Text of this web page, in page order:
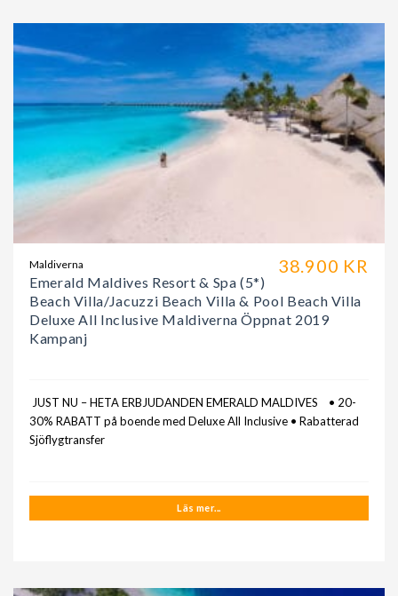
38.900 KR
Maldiverna
Emerald Maldives Resort & Spa (5*)
Beach Villa/Jacuzzi Beach Villa & Pool Beach Villa
Deluxe All Inclusive Maldiverna Öppnat 2019
Kampanj
JUST NU – HETA ERBJUDANDEN EMERALD MALDIVES • 20-
30% RABATT på boende med Deluxe All Inclusive • Rabatterad
Sjöflygtransfer
Läs mer...